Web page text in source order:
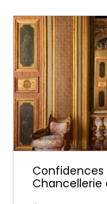
Confidences
Chancellerie